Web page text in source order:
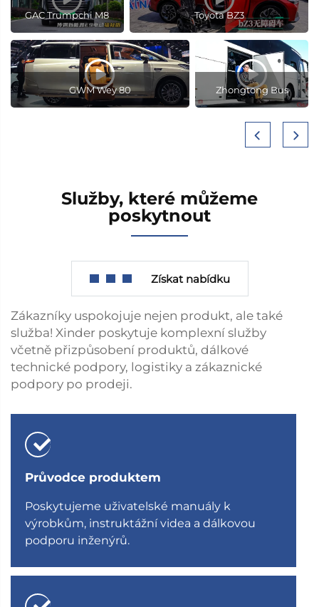
GAC Trumpchi M8 Toyota BZ3
GWM Wey 80 Zhongtong Bus
Služby, které můžeme
poskytnout
Získat nabídku
Zákazníky uspokojuje nejen produkt, ale také
služba! Xinder poskytuje komplexní služby
včetně přizpůsobení produktů, dálkové
technické podpory, logistiky a zákaznické
podpory po prodeji.
Průvodce produktem
Poskytujeme uživatelské manuály k
výrobkům, instruktážní videa a dálkovou
podporu inženýrů.